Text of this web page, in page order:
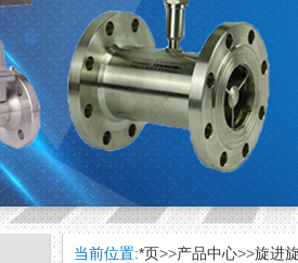
当前位置:*页>>产品中心>>旋进